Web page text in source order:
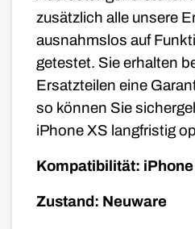
zusätzlich alle unsere
ausnahmslos auf
getestet. Sie erhalten
Ersatzteilen eine
so können Sie
iPhone XS langfristig
Kompatibilität: iPhone
Zustand: Neuware